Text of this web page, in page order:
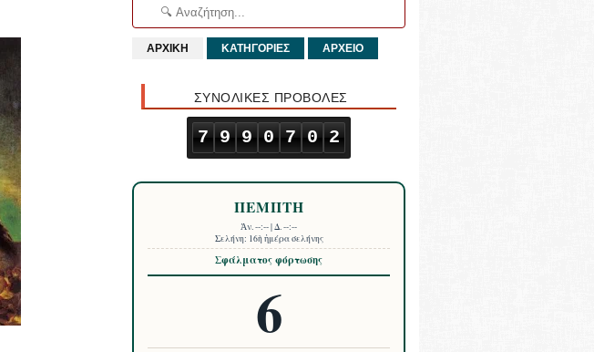
ΑΡΧΙΚΗ ΚΑΤΗΓΟΡΙΕΣ ΑΡΧΕΙΟ
ΣΥΝΟΛΙΚΕΣ ΠΡΟΒΟΛΕΣ
7 9 9 0 7 0 2
ΠΕΜΠΤΗ
Ἀν.--:--| Δ.--:--
Σελήνη: 16ὴ ἡμέρα σελήνης
Σφάλματος φόρτωσης
6